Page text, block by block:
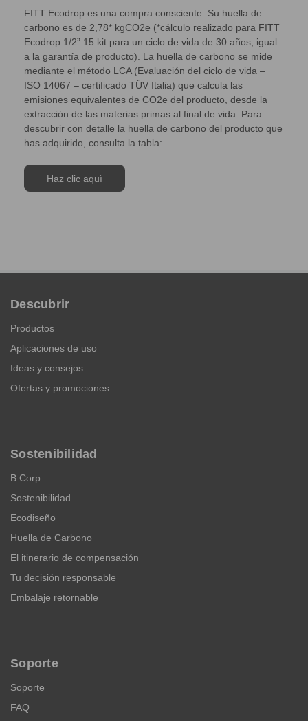
FITT Ecodrop es una compra consciente. Su huella de
carbono es de 2,78* kgCO2e (*cálculo realizado para FITT
Ecodrop 1/2” 15 kit para un ciclo de vida de 30 años, igual
a la garantía de producto). La huella de carbono se mide
mediante el método LCA (Evaluación del ciclo de vida –
ISO 14067 – certificado TÜV Italia) que calcula las
emisiones equivalentes de CO2e del producto, desde la
extracción de las materias primas al final de vida. Para
descubrir con detalle la huella de carbono del producto que
has adquirido, consulta la tabla:
Haz clic aquì
Descubrir
Productos
Aplicaciones de uso
Ideas y consejos
Ofertas y promociones
Sostenibilidad
B Corp
Sostenibilidad
Ecodiseño
Huella de Carbono
El itinerario de compensación
Tu decisión responsable
Embalaje retornable
Soporte
Soporte
FAQ